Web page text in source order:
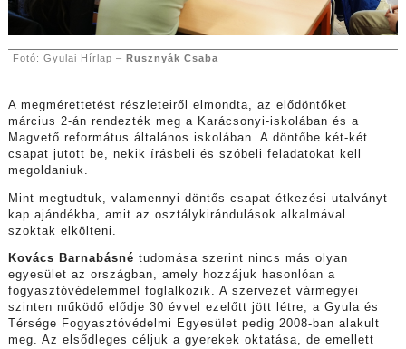
Fotó: Gyulai Hírlap – Rusznyák Csaba
A megmérettetést részleteiről elmondta, az elődöntőket
március 2-án rendezték meg a Karácsonyi-iskolában és a
Magvető református általános iskolában. A döntőbe két-két
csapat jutott be, nekik írásbeli és szóbeli feladatokat kell
megoldaniuk.
Mint megtudtuk, valamennyi döntős csapat étkezési utalványt
kap ajándékba, amit az osztálykirándulások alkalmával
szoktak elkölteni.
Kovács Barnabásné tudomása szerint nincs más olyan
egyesület az országban, amely hozzájuk hasonlóan a
fogyasztóvédelemmel foglalkozik. A szervezet vármegyei
szinten működő elődje 30 évvel ezelőtt jött létre, a Gyula és
Térsége Fogyasztóvédelmi Egyesület pedig 2008-ban alakult
meg. Az elsődleges céljuk a gyerekek oktatása, de emellett